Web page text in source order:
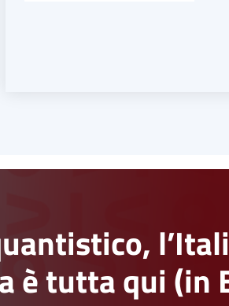
è tutta qui (in